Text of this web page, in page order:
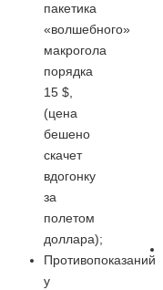
пакетика
«волшебного»
макрогола
порядка
15 $,
(цена
бешено
скачет
вдогонку
за
полетом
доллара);
Противопоказаний
у